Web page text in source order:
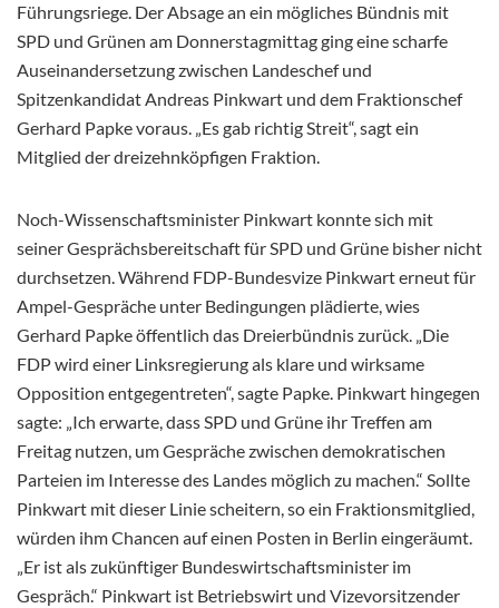
Führungsriege. Der Absage an ein mögliches Bündnis mit
SPD und Grünen am Donnerstagmittag ging eine scharfe
Auseinandersetzung zwischen Landeschef und
Spitzenkandidat Andreas Pinkwart und dem Fraktionschef
Gerhard Papke voraus. „Es gab richtig Streit“, sagt ein
Mitglied der dreizehnköpfigen Fraktion.
Noch-Wissenschaftsminister Pinkwart konnte sich mit
seiner Gesprächsbereitschaft für SPD und Grüne bisher nicht
durchsetzen. Während FDP-Bundesvize Pinkwart erneut für
Ampel-Gespräche unter Bedingungen plädierte, wies
Gerhard Papke öffentlich das Dreierbündnis zurück. „Die
FDP wird einer Linksregierung als klare und wirksame
Opposition entgegentreten“, sagte Papke. Pinkwart hingegen
sagte: „Ich erwarte, dass SPD und Grüne ihr Treffen am
Freitag nutzen, um Gespräche zwischen demokratischen
Parteien im Interesse des Landes möglich zu machen.“ Sollte
Pinkwart mit dieser Linie scheitern, so ein Fraktionsmitglied,
würden ihm Chancen auf einen Posten in Berlin eingeräumt.
„Er ist als zukünftiger Bundeswirtschaftsminister im
Gespräch.“ Pinkwart ist Betriebswirt und Vizevorsitzender